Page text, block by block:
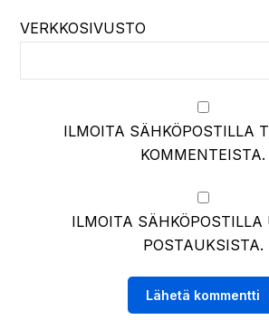
VERKKOSIVUSTO
ILMOITA SÄHKÖPOSTILLA
KOMMENTEISTA.
ILMOITA SÄHKÖPOSTILLA
POSTAUKSISTA.